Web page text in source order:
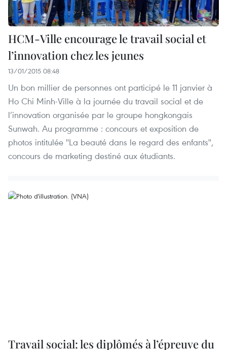
HCM-Ville encourage le travail social et
l’innovation chez les jeunes
13/01/2015 08:48
Un bon millier de personnes ont participé le 11 janvier à
Ho Chi Minh-Ville à la journée du travail social et de
l’innovation organisée par le groupe hongkongais
Sunwah. Au programme : concours et exposition de
photos intitulée ''La beauté dans le regard des enfants'',
concours de marketing destiné aux étudiants.
Travail social: les diplômés à l’épreuve du